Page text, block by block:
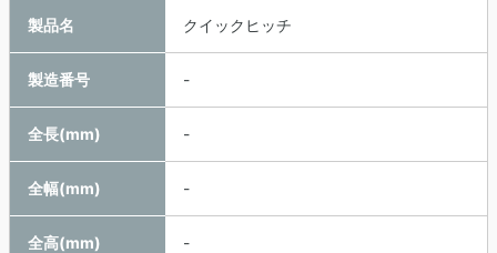
製品名 クイックヒッチ
製造番号 -
全長(mm) -
全幅(mm) -
全高(mm) -